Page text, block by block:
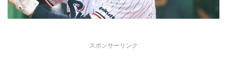
スポンサーリンク